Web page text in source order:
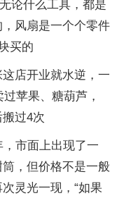
论什么工具，都是
风扇是一个个零件
买的
店开业就水逆，一
苹果、糖葫芦，
过4次
市面上出现了一
，但价格不是一般
灵光一现，“如果